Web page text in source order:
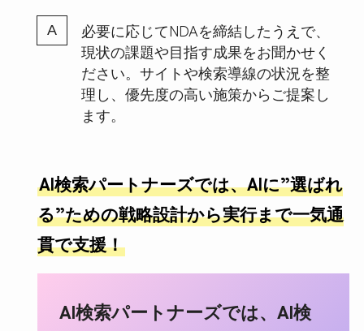
必要に応じてNDAを締結したうえで、
現状の課題や目指す成果をお聞かせく
ださい。サイトや検索導線の状況を整
理し、優先度の高い施策からご提案し
ます。
AI検索パートナーズでは、AIに”選ばれ
る”ための戦略設計から実行まで一気通
貫で支援！
AI検索パートナーズでは、AI検